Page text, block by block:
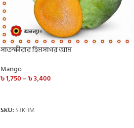
সাতক্ষীরার হিমসাগর আম
Mango
৳1,750–৳3,400
SKU: STKHM